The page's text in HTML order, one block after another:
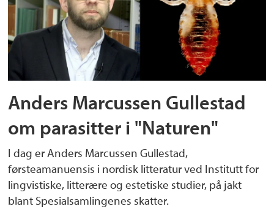
Anders Marcussen Gullestad
om parasitter i "Naturen"
I dag er Anders Marcussen Gullestad,
førsteamanuensis i nordisk litteratur ved Institutt for
lingvistiske, litterære og estetiske studier, på jakt
blant Spesialsamlingenes skatter.